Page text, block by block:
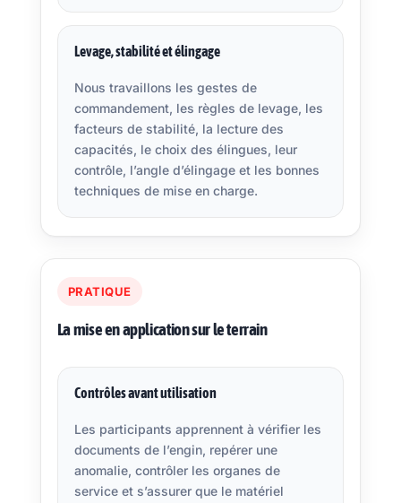
Levage, stabilité et élingage
Nous travaillons les gestes de
commandement, les règles de levage, les
facteurs de stabilité, la lecture des
capacités, le choix des élingues, leur
contrôle, l’angle d’élingage et les bonnes
techniques de mise en charge.
PRATIQUE
La mise en application sur le terrain
Contrôles avant utilisation
Les participants apprennent à vérifier les
documents de l’engin, repérer une
anomalie, contrôler les organes de
service et s’assurer que le matériel